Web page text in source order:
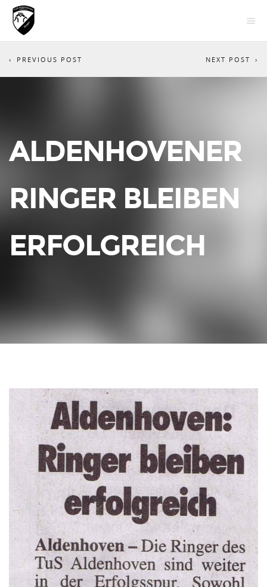
NEXT POST
PREVIOUS POST
ALDENHOVENER
RINGER BLEIBEN
ERFOLGREICH